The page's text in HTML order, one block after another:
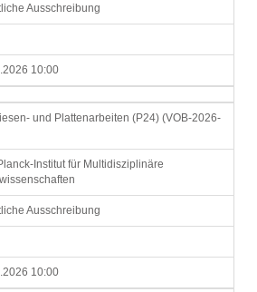
Ausschreibung
10:00
und Plattenarbeiten (P24) (VOB-2026-
Institut für Multidisziplinäre
Ausschreibung
10:00